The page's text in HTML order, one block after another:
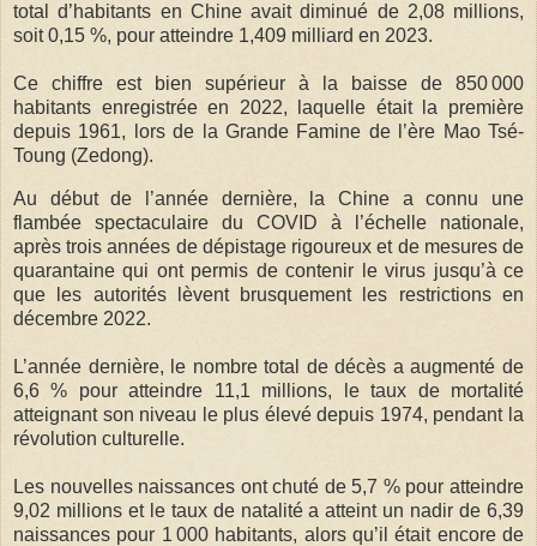
total d’habitants en Chine avait diminué de 2,08 millions,
soit 0,15 %, pour atteindre 1,409 milliard en 2023.
Ce chiffre est bien supérieur à la baisse de 850 000
habitants enregistrée en 2022, laquelle était la première
depuis 1961, lors de la Grande Famine de l’ère Mao Tsé-
Toung (Zedong).
Au début de l’année dernière, la Chine a connu une
flambée spectaculaire du COVID à l’échelle nationale,
après trois années de dépistage rigoureux et de mesures de
quarantaine qui ont permis de contenir le virus jusqu’à ce
que les autorités lèvent brusquement les restrictions en
décembre 2022.
L’année dernière, le nombre total de décès a augmenté de
6,6 % pour atteindre 11,1 millions, le taux de mortalité
atteignant son niveau le plus élevé depuis 1974, pendant la
révolution culturelle.
Les nouvelles naissances ont chuté de 5,7 % pour atteindre
9,02 millions et le taux de natalité a atteint un nadir de 6,39
naissances pour 1 000 habitants, alors qu’il était encore de